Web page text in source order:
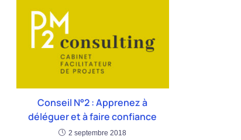
Conseil N°2 : Apprenez à
déléguer et à faire confiance
2 septembre 2018